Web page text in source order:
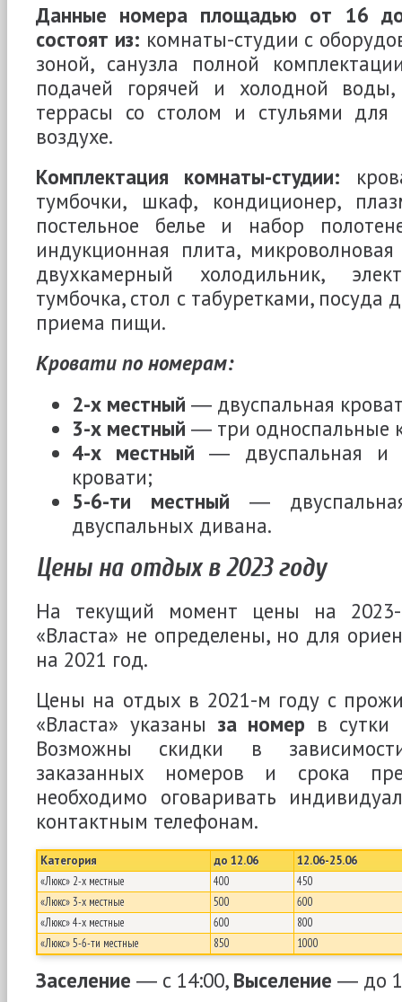
Данные номера площадью от 16
состоят из: комнаты-студии с
зоной, санузла полной
подачей горячей и холодной
террасы со столом и стульями
воздухе.
Комплектация комнаты-студии:
тумбочки, шкаф, кондиционер,
постельное белье и набор
индукционная плита,
двухкамерный холодильник,
тумбочка, стол с табуретками, посуда
приема пищи.
Кровати по номерам:
2-х местный ― двуспальная
3-х местный ― три односпальные
4-х местный ― двуспальная и
кровати;
5-6-ти местный ―
двуспальных дивана.
Цены на отдых в 2023 году
На текущий момент цены на
«Власта» не определены, но для
на 2021 год.
Цены на отдых в 2021-м году с
«Власта» указаны за номер в сутки
Возможны скидки в
заказанных номеров и срока
необходимо оговаривать
контактным телефонам.
Категория до 12.06
12.06-25.06
«Люкс» 2-х местные
400
450
«Люкс» 3-х местные
500
600
«Люкс» 4-х местные
600
800
«Люкс» 5-6-ти местные
850 1000
Заселение ― с 14:00, Выселение ― до